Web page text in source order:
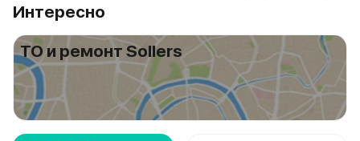
Интересно
ТО и ремонт Sollers